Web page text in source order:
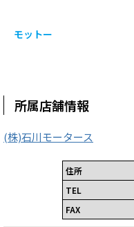
モットー
所属店舗情報
(株)石川モータース
住所
TEL
FAX